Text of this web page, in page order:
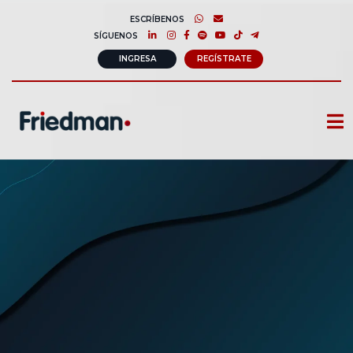
ESCRÍBENOS
SÍGUENOS
INGRESA REGÍSTRATE
CURSOS
CONSULTORÍA CORPORATIVA
COMUNIDAD FRIEDMAN
SOBRE NOSOTROS